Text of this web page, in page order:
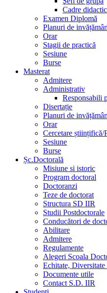
Cadre
Examen Diplomă
Planuri de
Orar
Stagii de practică
Sesiune
Burse
Masterat
Admitere
Administrativ
Responsabili
Disertație
Planuri de
Orar
Cercetare științifică/
Sesiune
Burse
Șc.Doctorală
Misiune si istoric
Program doctoral
Doctoranzi
Teze de doctorat
Structura SD IIR
Studii Postdoctorale
Conducători de
Abilitare
Admitere
Regulamente
Alegeri Scoala
Echitate,
Documente utile
Contact S.D. IIR